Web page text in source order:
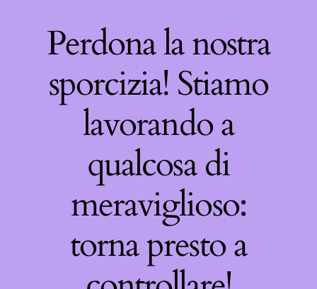
Perdona la nostra
sporcizia! Stiamo
lavorando a
qualcosa di
meraviglioso:
torna presto a